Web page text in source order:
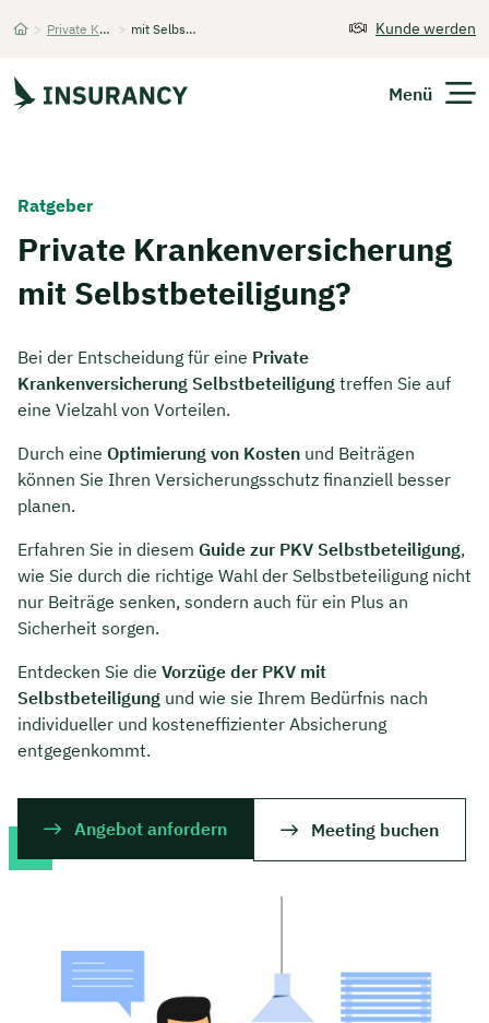
> Private Krankenversicherung > mit Selbstbeteiligung Kunde werden
Menü
Finanzen
Über Uns
Kontakt
Ratgeber
Private Krankenversicherung
mit Selbstbeteiligung?
Bei der Entscheidung für eine Private
Krankenversicherung Selbstbeteiligung treffen Sie auf
eine Vielzahl von Vorteilen.
Durch eine Optimierung von Kosten und Beiträgen
können Sie Ihren Versicherungsschutz finanziell besser
planen.
Erfahren Sie in diesem Guide zur PKV Selbstbeteiligung,
wie Sie durch die richtige Wahl der Selbstbeteiligung nicht
nur Beiträge senken, sondern auch für ein Plus an
Sicherheit sorgen.
Entdecken Sie die Vorzüge der PKV mit
Selbstbeteiligung und wie sie Ihrem Bedürfnis nach
individueller und kosteneffizienter Absicherung
entgegenkommt.
Angebot anfordern Meeting buchen